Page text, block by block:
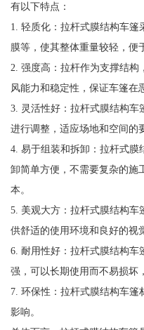
有以下特点：
1. 轻质化：拉杆式膜结构车篷
膜等，使其整体重量较轻，便
2. 强度高：拉杆作为支撑结
风能力和稳定性，保证车篷在
3. 灵活性好：拉杆式膜结构
进行调整，适应场地和空间的
4. 易于组装和拆卸：拉杆式
卸简单方便，不需要复杂的施
本。
5. 美观大方：拉杆式膜结构车
供舒适的使用环境和良好的视
6. 耐用性好：拉杆式膜结构
强，可以长期使用而不易损坏
7. 环保性：拉杆式膜结构车
影响。